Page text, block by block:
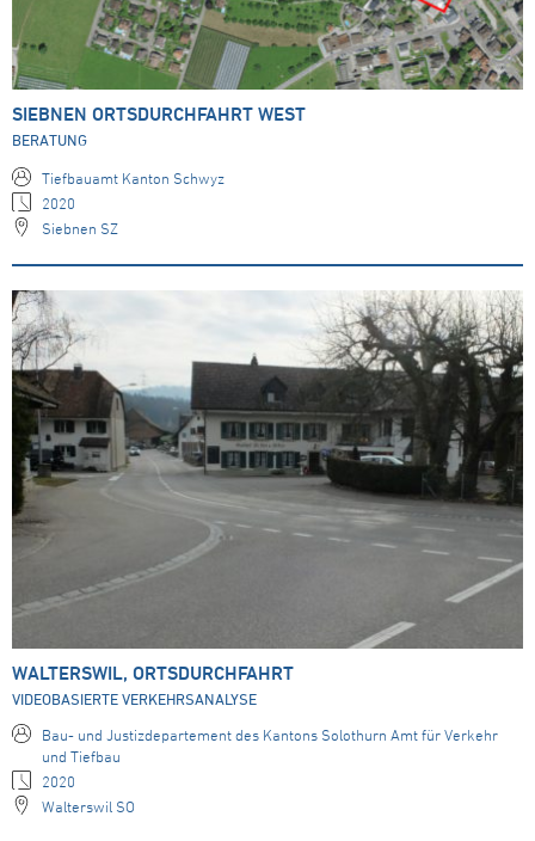
SIEBNEN ORTSDURCHFAHRT WEST
BERATUNG
Tiefbauamt Kanton Schwyz
2020
Siebnen SZ
WALTERSWIL, ORTSDURCHFAHRT
VIDEOBASIERTE VERKEHRSANALYSE
Bau- und Justizdepartement des Kantons Solothurn Amt für Verkehr
und Tiefbau
2020
Walterswil SO